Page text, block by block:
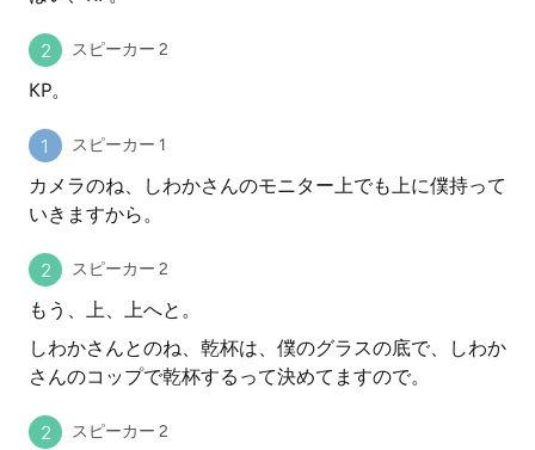
スピーカー 2
KP。
スピーカー 1
カメラのね、しわかさんのモニター上でも上に僕持って
いきますから。
スピーカー 2
もう、上、上へと。
しわかさんとのね、乾杯は、僕のグラスの底で、しわか
さんのコップで乾杯するって決めてますので。
スピーカー 2